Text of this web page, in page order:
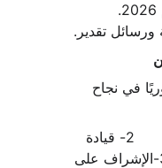
1- دعم الرؤية الاستراتيجية لعام 2026.
في نجاح
1-التخطيط والتنظيم.                    2- قيادة
اللجان التنفيذية.                   3-الإشراف على